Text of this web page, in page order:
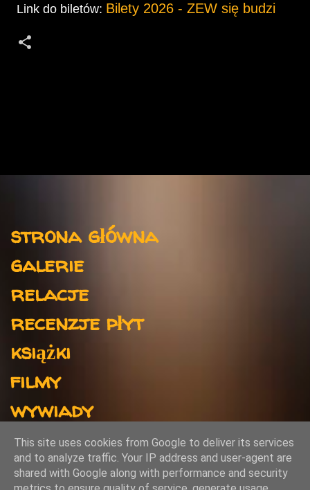
Link do biletów: Bilety 2026 - ZEW się budzi
r
z
strona główna
galerie
relacje
recenzje płyt
książki
filmy
wywiady
kontakt
This site uses cookies from Google to deliver its services
and to analyze traffic. Your IP address and user-agent are
shared with Google along with performance and security